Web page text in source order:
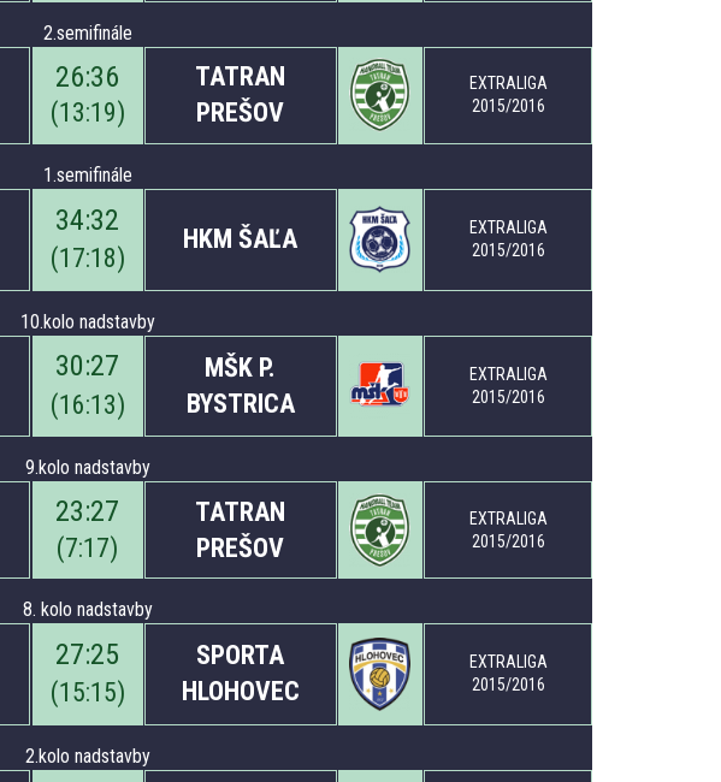
2.semifinále
26:36
(13:19)
TATRAN
PREŠOV
EXTRALIGA
2015/2016
1.semifinále
34:32
(17:18)
HKM ŠAĽA
EXTRALIGA
2015/2016
10.kolo nadstavby
30:27
(16:13)
MŠK P.
BYSTRICA
EXTRALIGA
2015/2016
9.kolo nadstavby
23:27
(7:17)
TATRAN
PREŠOV
EXTRALIGA
2015/2016
8. kolo nadstavby
27:25
(15:15)
SPORTA
HLOHOVEC
EXTRALIGA
2015/2016
2.kolo nadstavby